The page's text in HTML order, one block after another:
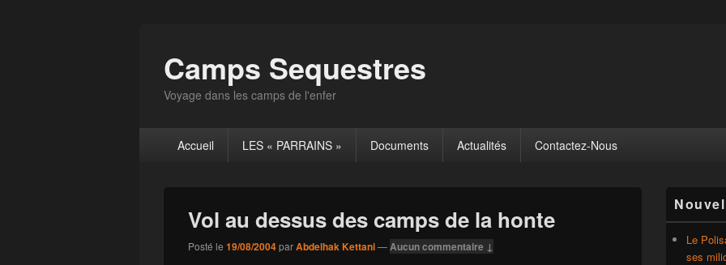
Camps Sequestres
Voyage dans les camps de l'enfer
principalAccueil LES « PARRAINS » Documents Actualités Contactez-Nous
Vol au dessus des camps de la honte
Posté le 19/08/2004parAbdelhak Kettani—Aucun commentaire ↓
principale
de
widget
Le
ses